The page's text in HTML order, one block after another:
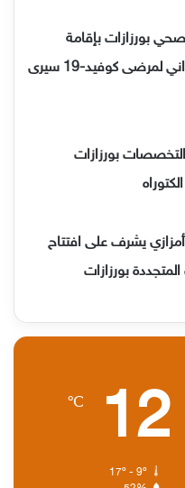
بورزازات بإقامة
مستشفى ميداني لمرضى كوفيد-19 سيرى
التخصصات بورزازات
أمزازي يشرف على افتتاح
بورزازات
12
℃
17º - 9º